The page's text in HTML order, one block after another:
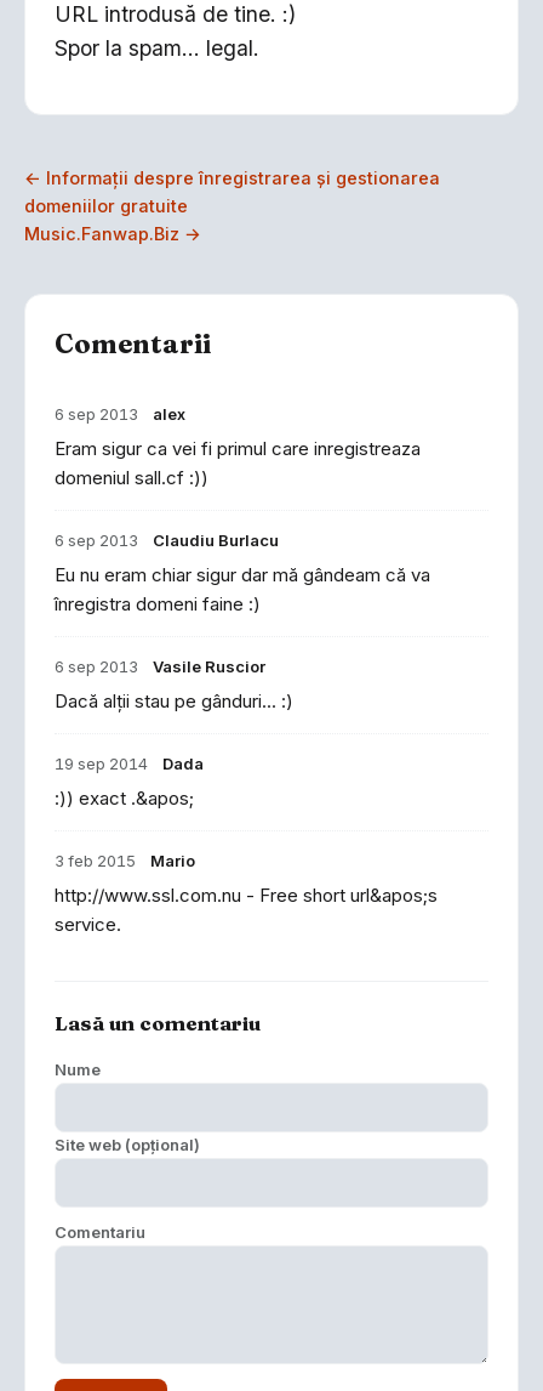
URL introdusă de tine. :)
Spor la spam... legal.
← Informaţii despre înregistrarea şi gestionarea
domeniilor gratuite
Music.Fanwap.Biz →
Comentarii
6 sep 2013 alex
Eram sigur ca vei fi primul care inregistreaza
domeniul sall.cf :))
6 sep 2013 Claudiu Burlacu
Eu nu eram chiar sigur dar mă gândeam că va
înregistra domeni faine :)
6 sep 2013 Vasile Ruscior
Dacă alţii stau pe gânduri... :)
19 sep 2014 Dada
:)) exact .&apos;
3 feb 2015 Mario
http://www.ssl.com.nu - Free short url&apos;s
service.
Lasă un comentariu
Nume
Site web (opțional)
Comentariu